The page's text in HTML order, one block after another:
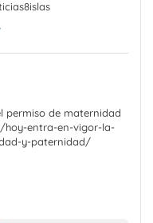
permiso de maternidad
hoy-entra-en-vigor-la-
y-paternidad/